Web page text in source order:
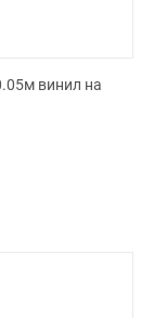
винил на